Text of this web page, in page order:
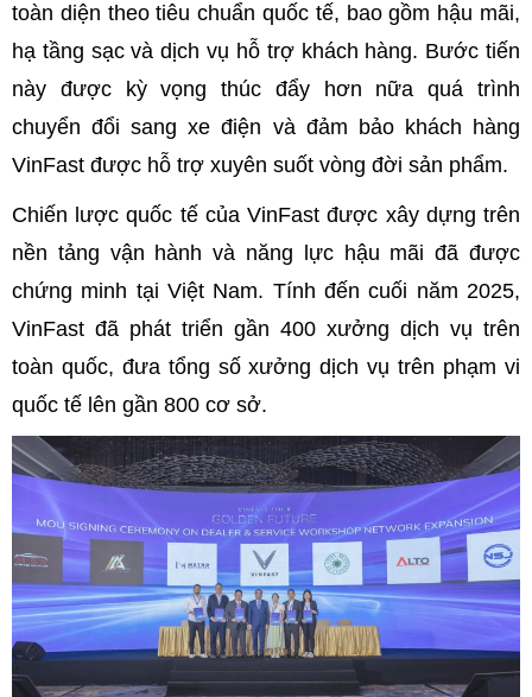
toàn diện theo tiêu chuẩn quốc tế, bao gồm hậu mãi,
hạ tầng sạc và dịch vụ hỗ trợ khách hàng. Bước tiến
này được kỳ vọng thúc đẩy hơn nữa quá trình
chuyển đổi sang xe điện và đảm bảo khách hàng
VinFast được hỗ trợ xuyên suốt vòng đời sản phẩm.
Chiến lược quốc tế của VinFast được xây dựng trên
nền tảng vận hành và năng lực hậu mãi đã được
chứng minh tại Việt Nam. Tính đến cuối năm 2025,
VinFast đã phát triển gần 400 xưởng dịch vụ trên
toàn quốc, đưa tổng số xưởng dịch vụ trên phạm vi
quốc tế lên gần 800 cơ sở.